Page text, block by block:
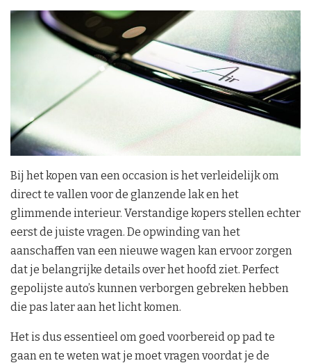
Bij het kopen van een occasion is het verleidelijk om
direct te vallen voor de glanzende lak en het
glimmende interieur. Verstandige kopers stellen echter
eerst de juiste vragen. De opwinding van het
aanschaffen van een nieuwe wagen kan ervoor zorgen
dat je belangrijke details over het hoofd ziet. Perfect
gepolijste auto’s kunnen verborgen gebreken hebben
die pas later aan het licht komen.
Het is dus essentieel om goed voorbereid op pad te
gaan en te weten wat je moet vragen voordat je de